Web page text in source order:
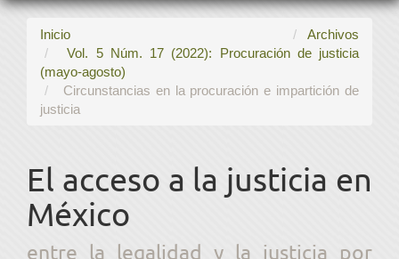
Inicio
Archivos
Vol. 5 Núm. 17 (2022): Procuración de justicia
(mayo-agosto)
Circunstancias en la procuración e impartición de
justicia
El acceso a la justicia en
México
entre la legalidad y la justicia por